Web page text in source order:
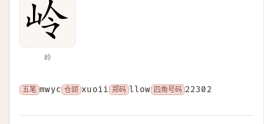
岭
五笔 mwyc 仓颉 xuoii 郑码 llow 四角号码 22302